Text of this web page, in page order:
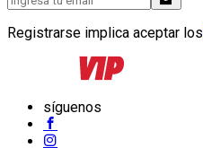
Registrarse implica aceptar los
síguenos